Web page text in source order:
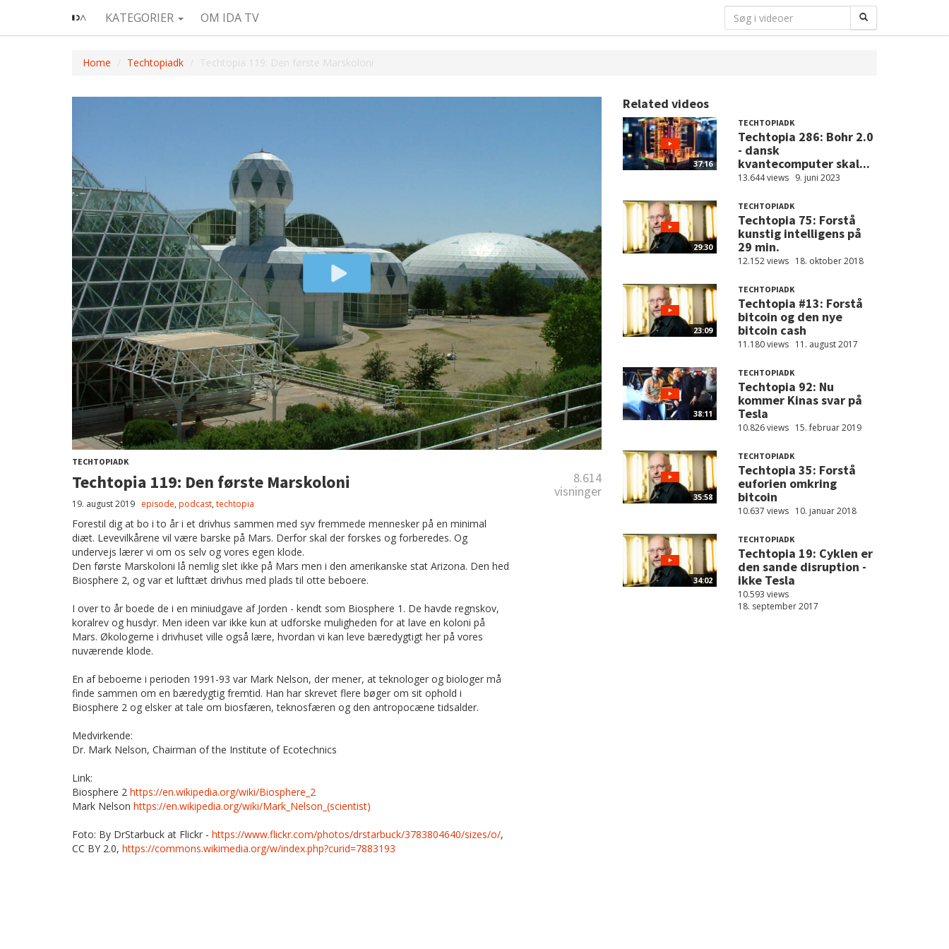
KATEGORIER OM IDA TV
Home Techtopiadk Techtopia 119: Den første Marskoloni
TECHTOPIADK
Techtopia 119: Den første Marskoloni
8.614
visninger
19. august 2019 episode, podcast, techtopia
Forestil dig at bo i to år i et drivhus sammen med syv fremmede mennesker på en minimal
diæt. Levevilkårene vil være barske på Mars. Derfor skal der forskes og forberedes. Og
undervejs lærer vi om os selv og vores egen klode.
Den første Marskoloni lå nemlig slet ikke på Mars men i den amerikanske stat Arizona. Den hed
Biosphere 2, og var et lufttæt drivhus med plads til otte beboere.
I over to år boede de i en miniudgave af Jorden - kendt som Biosphere 1. De havde regnskov,
koralrev og husdyr. Men ideen var ikke kun at udforske muligheden for at lave en koloni på
Mars. Økologerne i drivhuset ville også lære, hvordan vi kan leve bæredygtigt her på vores
nuværende klode.
En af beboerne i perioden 1991-93 var Mark Nelson, der mener, at teknologer og biologer må
finde sammen om en bæredygtig fremtid. Han har skrevet flere bøger om sit ophold i
Biosphere 2 og elsker at tale om biosfæren, teknosfæren og den antropocæne tidsalder.
Medvirkende:
Dr. Mark Nelson, Chairman of the Institute of Ecotechnics
Link:
Biosphere 2 https://en.wikipedia.org/wiki/Biosphere_2
Mark Nelson https://en.wikipedia.org/wiki/Mark_Nelson_(scientist)
Foto: By DrStarbuck at Flickr - https://www.flickr.com/photos/drstarbuck/3783804640/sizes/o/,
CC BY 2.0, https://commons.wikimedia.org/w/index.php?curid=7883193
Related videos
37:16
TECHTOPIADK
Techtopia 286: Bohr 2.0
- dansk
kvantecomputer skal...
13.644 views 9. juni 2023
29:30
TECHTOPIADK
Techtopia 75: Forstå
kunstig intelligens på
29 min.
12.152 views 18. oktober 2018
23:09
TECHTOPIADK
Techtopia #13: Forstå
bitcoin og den nye
bitcoin cash
11.180 views 11. august 2017
38:11
TECHTOPIADK
Techtopia 92: Nu
kommer Kinas svar på
Tesla
10.826 views 15. februar 2019
35:58
TECHTOPIADK
Techtopia 35: Forstå
euforien omkring
bitcoin
10.637 views 10. januar 2018
34:02
TECHTOPIADK
Techtopia 19: Cyklen er
den sande disruption -
ikke Tesla
10.593 views
18. september 2017